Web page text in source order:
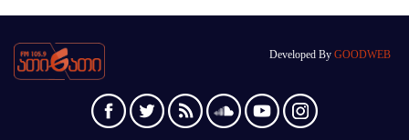
Developed By GOODWEB